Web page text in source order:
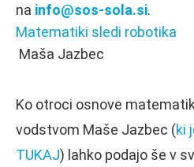
na info@sos-sola.si.
Matematiki sledi robotika
Maša Jazbec
Ko otroci osnove
vodstvom Maše Jazbec (ki
TUKAJ) lahko podajo še v